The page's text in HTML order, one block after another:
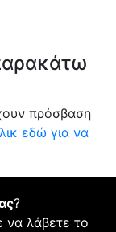
πρόσβαση
εδώ για να
?
να λάβετε το